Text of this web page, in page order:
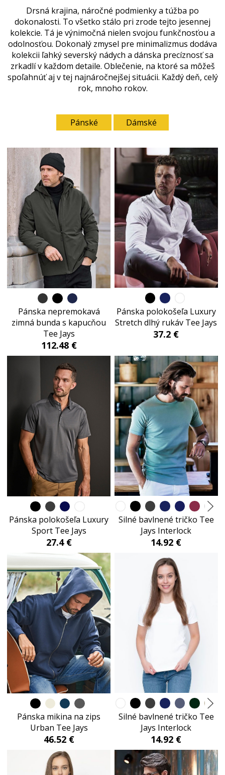
Drsná krajina, náročné podmienky a túžba po
dokonalosti. To všetko stálo pri zrode tejto jesennej
kolekcie. Tá je výnimočná nielen svojou funkčnosťou a
odolnosťou. Dokonalý zmysel pre minimalizmus dodáva
kolekcii ľahký severský nádych a dánska precíznosť sa
zrkadlí v každom detaile. Oblečenie, na ktoré sa môžeš
spoľahnúť aj v tej najnáročnejšej situácii. Každý deň, celý
rok, mnoho rokov.
Pánské Dámské
Pánska nepremokavá
zimná bunda s kapucňou
Tee Jays
112.48 €
Pánska polokošeľa Luxury
Stretch dlhý rukáv Tee Jays
37.2 €
Pánska polokošeľa Luxury
Sport Tee Jays
27.4 €
Silné bavlnené tričko Tee
Jays Interlock
14.92 €
Pánska mikina na zips
Urban Tee Jays
46.52 €
Silné bavlnené tričko Tee
Jays Interlock
14.92 €